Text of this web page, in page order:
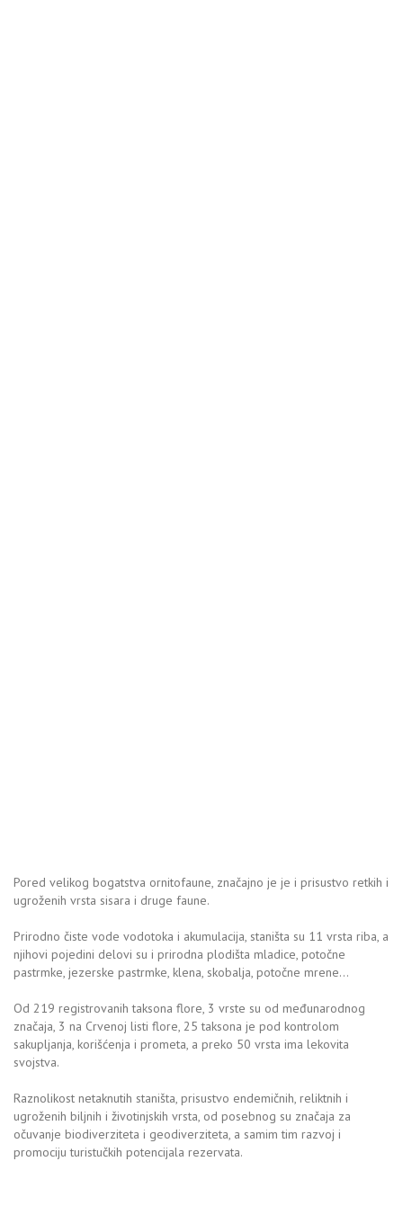
Pored velikog bogatstva ornitofaune, značajno je je i prisustvo retkih i
ugroženih vrsta sisara i druge faune.
Prirodno čiste vode vodotoka i akumulacija, staništa su 11 vrsta riba, a
njihovi pojedini delovi su i prirodna plodišta mladice, potočne
pastrmke, jezerske pastrmke, klena, skobalja, potočne mrene…
Od 219 registrovanih taksona flore, 3 vrste su od međunarodnog
značaja, 3 na Crvenoj listi flore, 25 taksona je pod kontrolom
sakupljanja, korišćenja i prometa, a preko 50 vrsta ima lekovita
svojstva.
Raznolikost netaknutih staništa, prisustvo endemičnih, reliktnih i
ugroženih biljnih i životinjskih vrsta, od posebnog su značaja za
očuvanje biodiverziteta i geodiverziteta, a samim tim razvoj i
promociju turistučkih potencijala rezervata.